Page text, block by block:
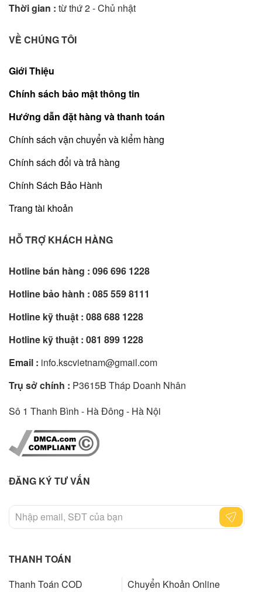
Thời gian : từ thứ 2 - Chủ nhật
VỀ CHÚNG TÔI
Giới Thiệu
Chính sách bảo mật thông tin
Hướng dẫn đặt hàng và thanh toán
Chính sách vận chuyển và kiểm hàng
Chính sách đổi và trả hàng
Chính Sách Bảo Hành
Trang tài khoản
HỖ TRỢ KHÁCH HÀNG
Hotline bán hàng : 096 696 1228
Hotline bảo hành : 085 559 8111
Hotline kỹ thuật : 088 688 1228
Hotline kỹ thuật : 081 899 1228
Email : info.kscvietnam@gmail.com
Trụ sở chính : P3615B Tháp Doanh Nhân
Sô 1 Thanh Bình - Hà Đông - Hà Nội
ĐĂNG KÝ TƯ VẤN
THANH TOÁN
Thanh Toán COD
Chuyển Khoản Online